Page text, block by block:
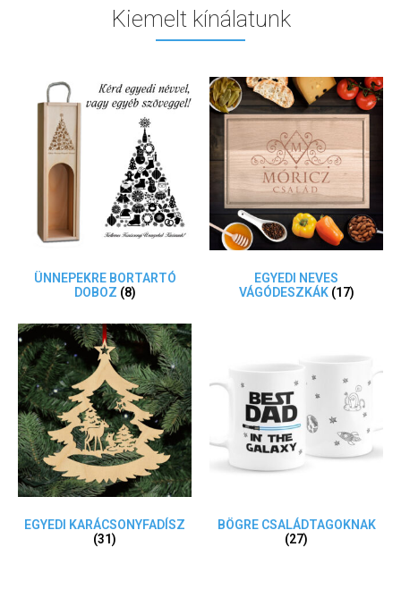
Kiemelt kínálatunk
ÜNNEPEKRE BORTARTÓ
DOBOZ (8)
EGYEDI NEVES
VÁGÓDESZKÁK (17)
EGYEDI KARÁCSONYFADÍSZ
(31)
BÖGRE CSALÁDTAGOKNAK
(27)